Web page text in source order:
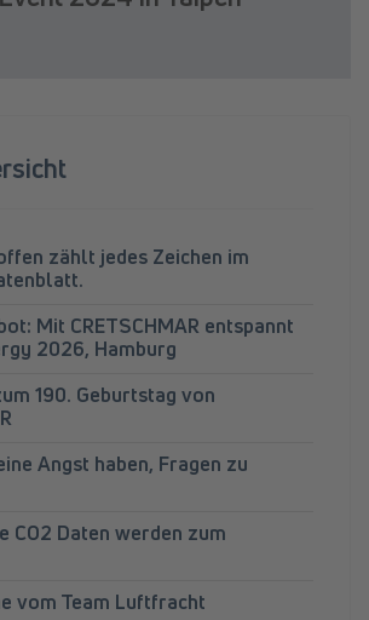
zählt jedes Zeichen im
Mit CRETSCHMAR entspannt
2026, Hamburg
190. Geburtstag von
Angst haben, Fragen zu
CO2 Daten werden zum
vom Team Luftfracht